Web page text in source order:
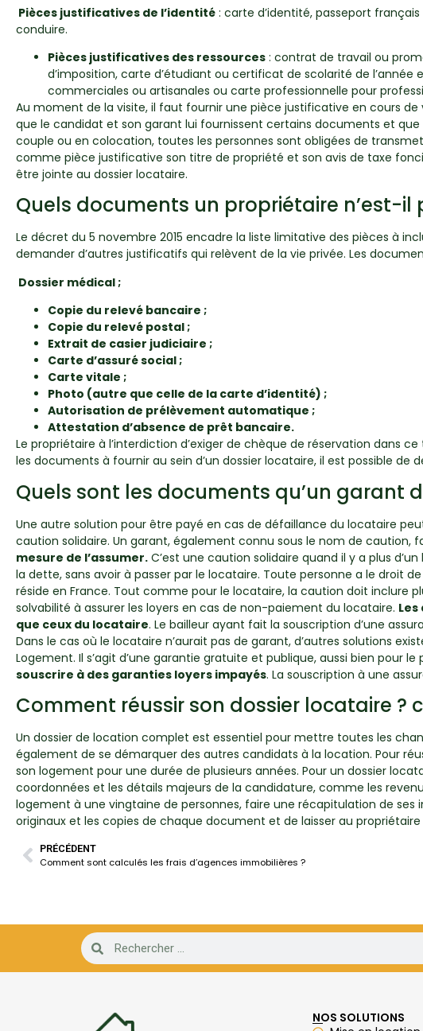
Pièces justificatives de l’identité : carte d’identité, passeport
conduire.
Pièces justificatives des ressources : contrat de travail ou
d’imposition, carte d’étudiant ou certificat de scolarité de
commerciales ou artisanales ou carte professionnelle pour
Au moment de la visite, il faut fournir une pièce justificative en cours
que le candidat et son garant lui fournissent certains documents et
couple ou en colocation, toutes les personnes sont obligées de
comme pièce justificative son titre de propriété et son avis de taxe
être jointe au dossier locataire.
Quels documents un propriétaire n’est-
Le décret du 5 novembre 2015 encadre la liste limitative des pièces à
demander d’autres justificatifs qui relèvent de la vie privée. Les
Dossier médical ;
Copie du relevé bancaire ;
Copie du relevé postal ;
Extrait de casier judiciaire ;
Carte d’assuré social ;
Carte vitale ;
Photo (autre que celle de la carte d’identité) ;
Autorisation de prélèvement automatique ;
Attestation d’absence de prêt bancaire.
Le propriétaire à l’interdiction d’exiger de chèque de réservation dans
les documents à fournir au sein d’un dossier locataire, il est possible
Quels sont les documents qu’un garant
Une autre solution pour être payé en cas de défaillance du locataire
caution solidaire. Un garant, également connu sous le nom de caution,
mesure de l’assumer. C’est une caution solidaire quand il y a plus
la dette, sans avoir à passer par le locataire. Toute personne a le droit
réside en France. Tout comme pour le locataire, la caution doit inclure
solvabilité à assurer les loyers en cas de non-paiement du locataire.
que ceux du locataire. Le bailleur ayant fait la souscription d’une
Dans le cas où le locataire n’aurait pas de garant, d’autres solutions
Logement. Il s’agit d’une garantie gratuite et publique, aussi bien pour
souscrire à des garanties loyers impayés. La souscription à une
Comment réussir son dossier locataire ?
Un dossier de location complet est essentiel pour mettre toutes les
également de se démarquer des autres candidats à la location. Pour
son logement pour une durée de plusieurs années. Pour un dossier
coordonnées et les détails majeurs de la candidature, comme les
logement à une vingtaine de personnes, faire une récapitulation de
originaux et les copies de chaque document et de laisser au
PRÉCÉDENT
Comment sont calculés les frais d’agences immobilières ?
NOS SOLUTIONS